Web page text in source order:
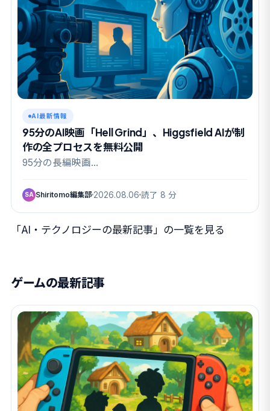
AI最新情報
95分のAI映画「Hell Grind」、Higgsfield AIが制
作の全プロセスを無料公開
95分の長編映画…
SA Shiritomo編集部 2026.08.06 読了 8 分
「AI・テクノロジーの最新記事」の一覧を見る
ゲームの最新記事